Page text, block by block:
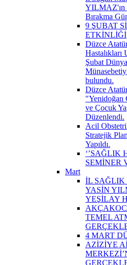
YILMAZ'ın
Bırakma
9 ŞUBAT
ETKİNLİĞİ
Düzce
Şubat
bulundu.
Düzce
"Yenidoğan
ve Çocuk
Düzenlendi.
Acil
Stratejik
Yapıldı.
‘’SAĞLIK
SEMİNER
Mart
İL SAĞLIK
YASİN
YEŞİLAY
TEMEL
4 MART
AZİZİYE